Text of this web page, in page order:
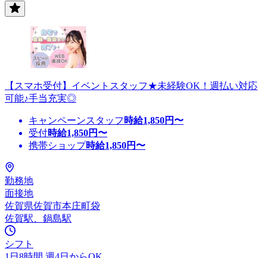
【スマホ受付】イベントスタッフ★未経験OK！週払い対応
可能♪手当充実◎
キャンペーンスタッフ 時給1,850円〜
受付時給1,850円〜
携帯ショップ時給1,850円〜
勤務地
面接地
佐賀県佐賀市本庄町袋
佐賀駅、鍋島駅
シフト